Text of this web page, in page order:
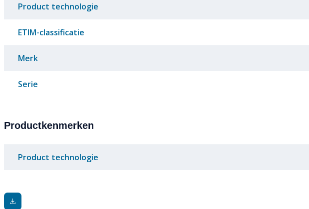
Product technologie
ETIM-classificatie
Merk
Serie
Productkenmerken
Product technologie